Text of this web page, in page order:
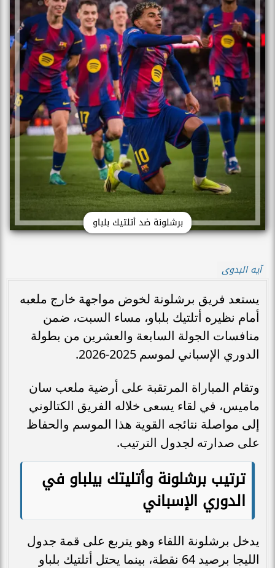
برشلونة ضد أتلتيك بلباو
آيه البدوى
يستعد فريق برشلونة لخوض مواجهة خارج ملعبه
أمام نظيره أتلتيك بلباو، مساء السبت، ضمن
منافسات الجولة السابعة والعشرين من بطولة
الدوري الإسباني لموسم 2025-2026.
وتقام المباراة المرتقبة على أرضية ملعب سان
ماميس، في لقاء يسعى خلاله الفريق الكتالوني
إلى مواصلة نتائجه القوية هذا الموسم والحفاظ
على صدارته لجدول الترتيب.
ترتيب برشلونة وأتليتك بيلباو في
الدوري الإسباني
يدخل برشلونة اللقاء وهو يتربع على قمة جدول
الليجا برصيد 64 نقطة، بينما يحتل أتلتيك بلباو